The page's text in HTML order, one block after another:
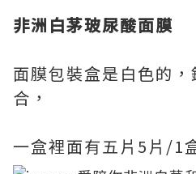
非洲白茅玻尿酸面膜
面膜包裝盒是白色的
合，
一盒裡面有五片5片/1